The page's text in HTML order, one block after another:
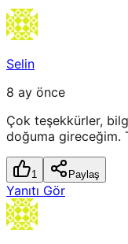
Selin
8 ay önce
Çok teşekkürler,
doğuma gireceğim.
1 Paylaş
Yanıtı Gör